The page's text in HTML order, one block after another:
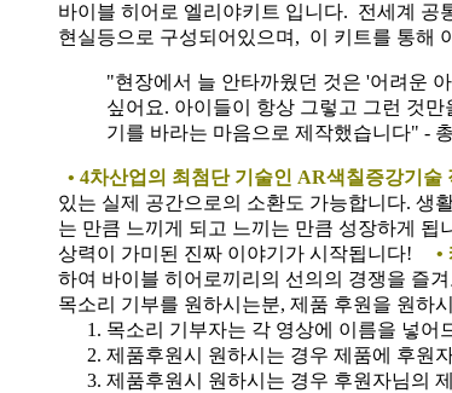
바이블 히어로 엘리야키트 입니다. 전세계 공
현실등으로 구성되어있으며, 이 키트를 통해
"현장에서 늘 안타까웠던 것은 '어려운
싶어요. 아이들이 항상 그렇고 그런 것
기를 바라는 마음으로 제작했습니다" -
• 4차산업의 최첨단 기술인 AR색칠증강기술
있는 실제 공간으로의 소환도 가능합니다. 생
는 만큼 느끼게 되고 느끼는 만큼 성장하게
상력이 가미된 진짜 이야기가 시작됩니다! •
하여 바이블 히어로끼리의 선의의 경쟁을 즐
목소리 기부를 원하시는분, 제품 후원을 원하
목소리 기부자는 각 영상에 이름을 넣어
제품후원시 원하시는 경우 제품에 후원
제품후원시 원하시는 경우 후원자님의